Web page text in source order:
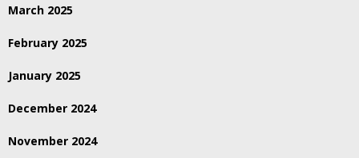
March 2025
February 2025
January 2025
December 2024
November 2024